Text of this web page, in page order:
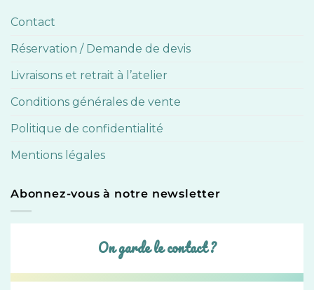
Contact
Réservation / Demande de devis
Livraisons et retrait à l’atelier
Conditions générales de vente
Politique de confidentialité
Mentions légales
Abonnez-vous à notre newsletter
On garde le contact ?